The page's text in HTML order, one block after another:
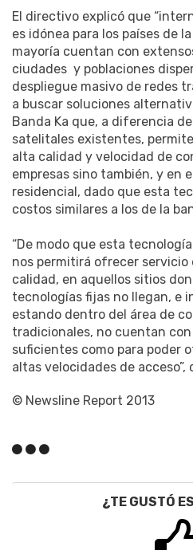
El directivo explicó que
es idónea para los países de
mayoría cuentan con
ciudades y poblaciones
despliegue masivo de redes
a buscar soluciones
Banda Ka que, a diferencia
satelitales existentes,
alta calidad y velocidad de
empresas sino también, y en
residencial, dado que esta
costos similares a los de la
“De modo que esta
nos permitirá ofrecer servicio
calidad, en aquellos sitios
tecnologías fijas no llegan, e
estando dentro del área de
tradicionales, no cuentan
suficientes como para poder
altas velocidades de
© Newsline Report 2013
¿TE GUSTÓ